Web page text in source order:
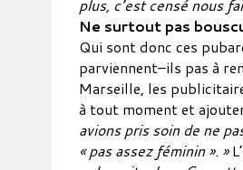
plus, c’est censé nous
Ne surtout pas
Qui sont donc ces
parviennent–ils pas à
Marseille, les
à tout moment et
avions pris soin de ne
« pas assez féminin ». »